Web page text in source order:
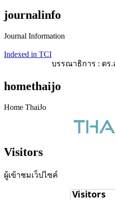
journalinfo
Journal Information
Indexed in TCI
บรรณาธิการ : ดร
homethaijo
Home ThaiJo
Visitors
ผู้เข้าชมเว็ปไซค์